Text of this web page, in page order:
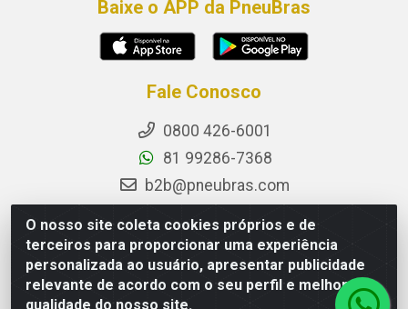
O nosso site coleta cookies próprios e de
terceiros para proporcionar uma experiência
personalizada ao usuário, apresentar publicidade
relevante de acordo com o seu perfil e melhorar a
qualidade do nosso site.
Baixe o APP da PneuBras
Fale Conosco
0800 426-6001
81 99286-7368
b2b@pneubras.com
Instagram
Facebook
Privacidade e Dados (DPO):